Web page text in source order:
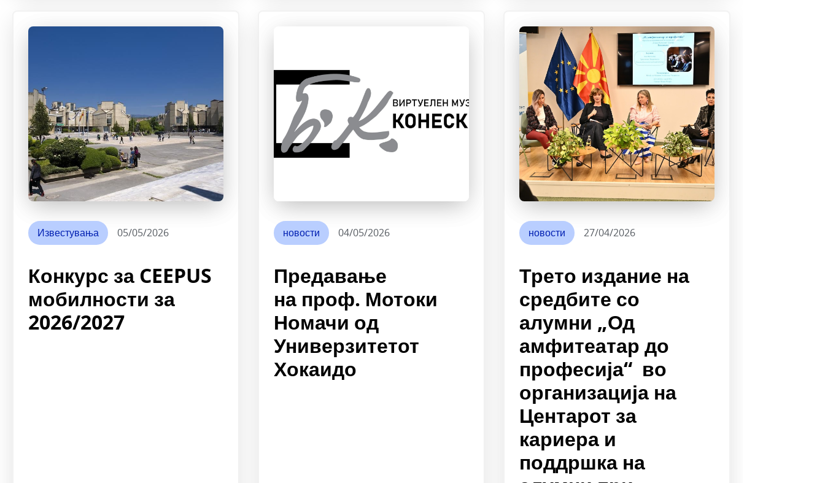
Известувања 05/05/2026
Конкурс за CEEPUS
мобилности за
2026/2027
новости 04/05/2026
Предавање
на проф. Мотоки
Номачи од
Универзитетот
Хокаидо
новости 27/04/2026
Трето издание на
средбите со
алумни „Од
амфитеатар до
професија“ во
организација на
Центарот за
кариера и
поддршка на